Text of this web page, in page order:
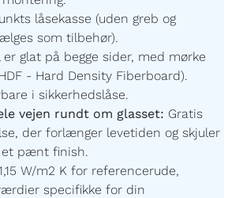
låsekasse (uden greb og
som tilbehør).
er glat på begge sider, med mørke
- Hard Density Fiberboard).
i sikkerhedslåse.
vejen rundt om glasset: Gratis
der forlænger levetiden og skjuler
pænt finish.
W/m2 K for referencerude,
specifikke for din